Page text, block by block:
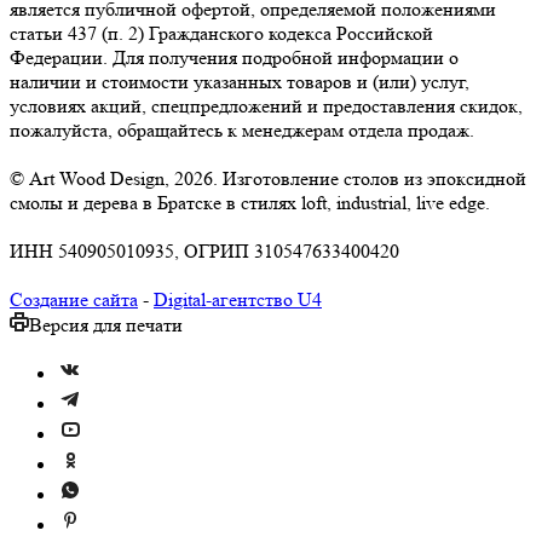
является публичной офертой, определяемой положениями
статьи 437 (п. 2) Гражданского кодекса Российской
Федерации. Для получения подробной информации о
наличии и стоимости указанных товаров и (или) услуг,
условиях акций, спецпредложений и предоставления скидок,
пожалуйста, обращайтесь к менеджерам отдела продаж.
© Art Wood Design, 2026. Изготовление столов из эпоксидной
смолы и дерева в Братске в стилях loft, industrial, live edge.
ИНН 540905010935, ОГРИП 310547633400420
Создание сайта - Digital-агентство U4
Версия для печати